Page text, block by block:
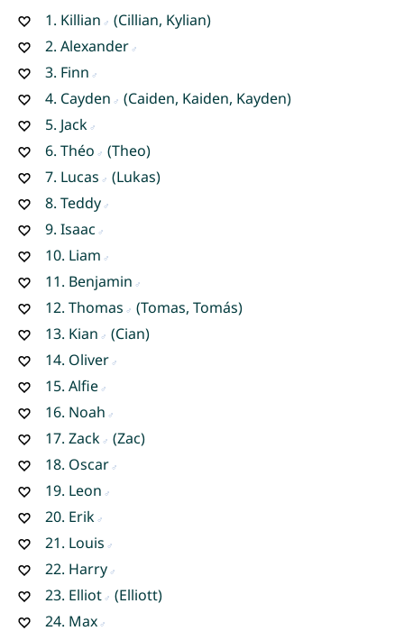
1. Killian
(Cillian, Kylian)
2. Alexander
3. Finn
4. Cayden
(Caiden, Kaiden, Kayden)
5. Jack
6. Théo
(Theo)
7. Lucas
(Lukas)
8. Teddy
9. Isaac
10. Liam
11. Benjamin
12. Thomas
(Tomas, Tomás)
13. Kian
(Cian)
14. Oliver
15. Alfie
16. Noah
17. Zack
(Zac)
18. Oscar
19. Leon
20. Erik
21. Louis
22. Harry
23. Elliot
(Elliott)
24. Max